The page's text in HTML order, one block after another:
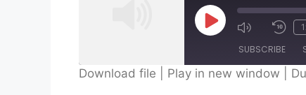
Play
EpisodeSUBSCRIBE
Download file Play in new window